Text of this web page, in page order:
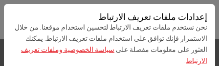
إعدادات ملفات تعريف الارتباط
نحن نستخدم ملفات تعريف الارتباط لتحسين استخدام موقعنا. من خلال
الاستمرار فإنك توافق على استخدام ملفات تعريف الارتباط. يمكنك
العثور على معلومات مفصلة على سياسة الخصوصية وملفات تعريف
الارتباط
بيك اب الموقع